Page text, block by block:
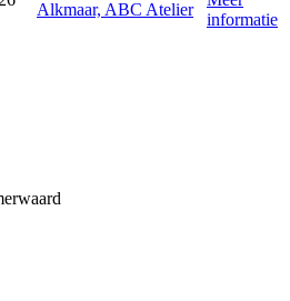
Alkmaar, ABC Atelier
informatie